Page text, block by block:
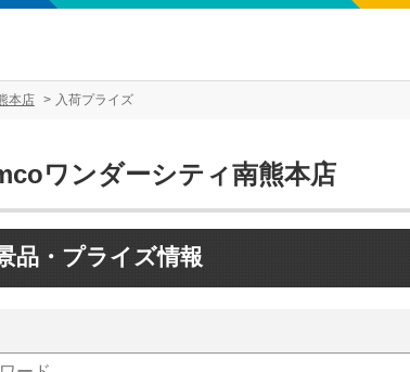
本店 入荷プライズ
ワンダーシティ南熊本店
品・プライズ情報